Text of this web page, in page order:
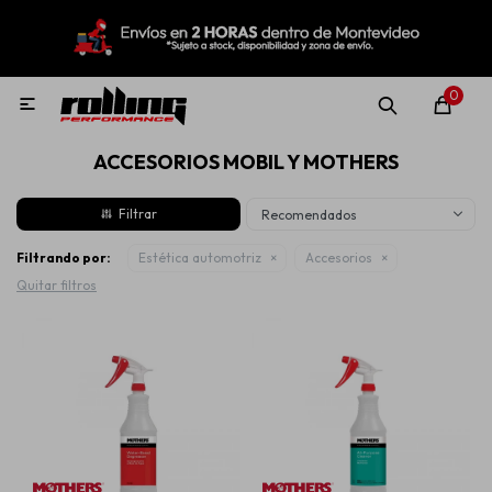
0

ACCESORIOS MOBIL Y MOTHERS
Recomendados
Filtrando por: Estética automotriz
Accesorios
Quitar filtros
MI CUENTA
Nuevo! Rolling Repuestos
Llantas